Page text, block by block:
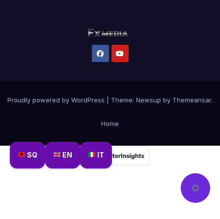
SQ EN IT
Proudly powered by WordPress Theme: Newsup by Themeansar.
Home